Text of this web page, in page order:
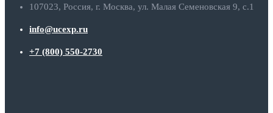
107023, Россия, г. Москва, ул. Малая Семеновская 9, с.1
info@ucexp.ru
+7 (800) 550-2730